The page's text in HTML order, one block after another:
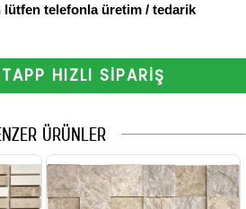
telefonla üretim / tedarik
HIZLI SİPARİŞ
ÜRÜNLER